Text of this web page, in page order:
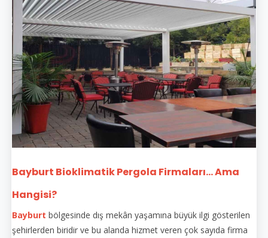
Bayburt Bioklimatik Pergola Firmaları... Ama
Hangisi?
Bayburt bölgesinde dış mekân yaşamına büyük ilgi gösterilen
şehirlerden biridir ve bu alanda hizmet veren çok sayıda firma